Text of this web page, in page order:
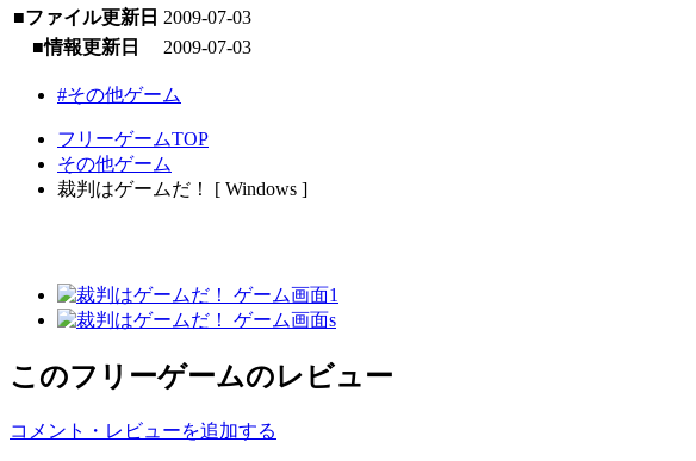
■ファイル更新日 2009-07-03
■情報更新日
2009-07-03
#その他ゲーム
フリーゲームTOP
その他ゲーム
裁判はゲームだ！ [ Windows ]
このフリーゲームのレビュー
コメント・レビューを追加する